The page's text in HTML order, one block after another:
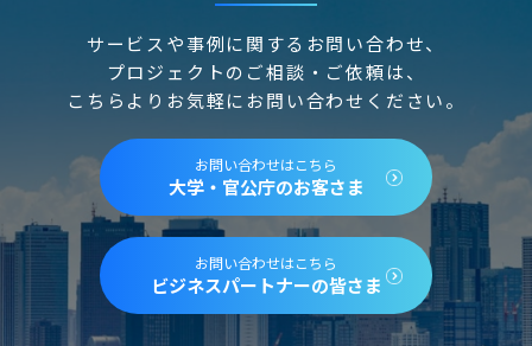
サービスや事例に関するお問い合わせ、
プロジェクトのご相談・ご依頼は、
こちらよりお気軽にお問い合わせください。
お問い合わせはこちら
大学・官公庁のお客さま
お問い合わせはこちら
ビジネスパートナーの皆さま